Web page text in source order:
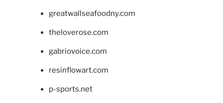
greatwallseafoodny.com
theloverose.com
gabriovoice.com
resinflowart.com
p-sports.net